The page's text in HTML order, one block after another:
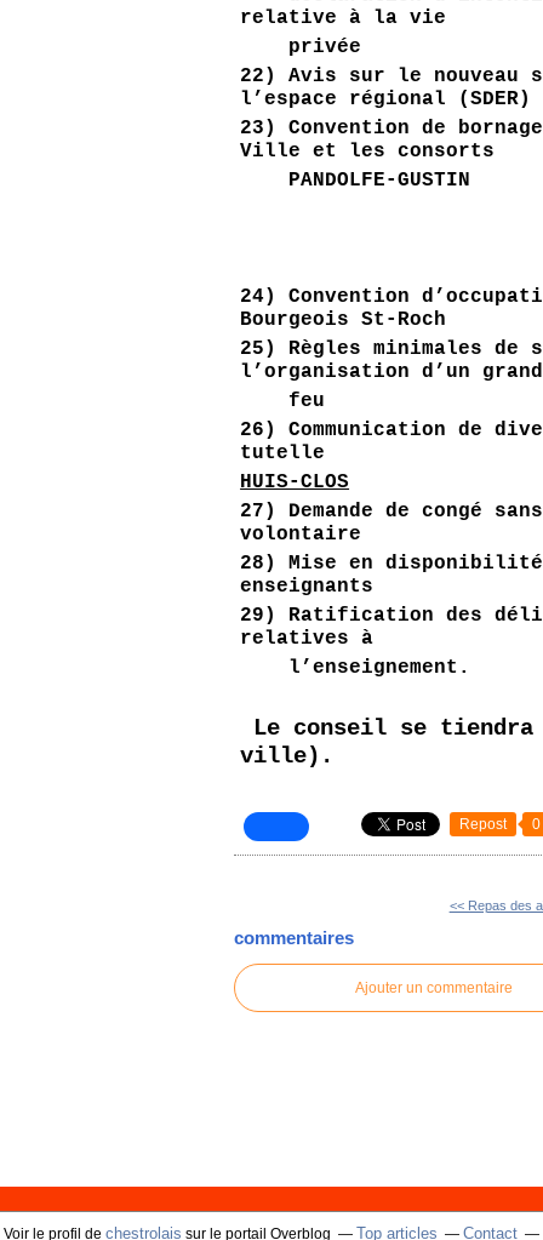
relative à la vie
privée
22) Avis sur le nouveau
l’espace régional (SDER)
23) Convention de
Ville et les consorts
PANDOLFE-GUSTIN
24) Convention
Bourgeois St-Roch
25) Règles minimales
l’organisation d’un grand
feu
26) Communication de
HUIS-CLOS
27) Demande de congé
volontaire
28) Mise en disponibilité
enseignants
29) Ratification des
relatives à
l’enseignement.
Le conseil se
ville).
Repost 0
<< Repas des
commentaires
Ajouter un commentaire
Voir le profil de chestrolais sur le portail Overblog Top articles Contact